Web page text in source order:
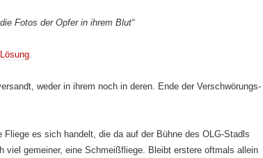
Fotos der Opfer in ihrem Blut“
Lösung.
weder in ihrem noch in deren. Ende der Verschwö­rungs­
es sich handelt, die da auf der Bühne des OLG-Stadls
viel gemeiner, eine Schmeißfliege. Bleibt erstere oftmals allein